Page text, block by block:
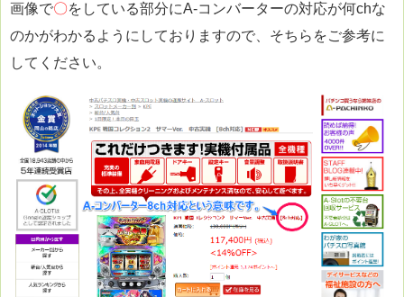
画像で〇をしている部分にA-コンバーターの対応が何chな
のかがわかるようにしておりますので、そちらをご参考に
してください。